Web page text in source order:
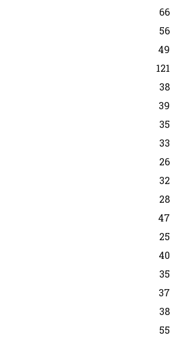
66
56
49
121
38
39
35
33
26
32
28
47
25
40
35
37
38
55